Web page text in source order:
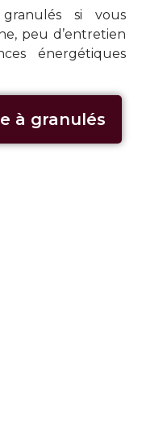
si vous
peu d’entretien
énergétiques
à granulés